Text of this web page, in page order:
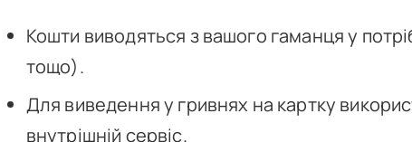
Кошти виводяться з вашого гаманця у
тощо).
Для виведення у гривнях на картку
внутрішній сервіс.